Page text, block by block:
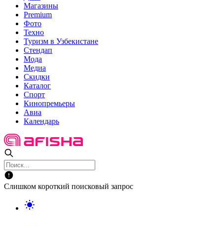
Магазины
Premium
Фото
Техно
Туризм в Узбекистане
Стендап
Мода
Медиа
Скидки
Каталог
Спорт
Кинопремьеры
Авиа
Календарь
Слишком короткий поисковый запрос